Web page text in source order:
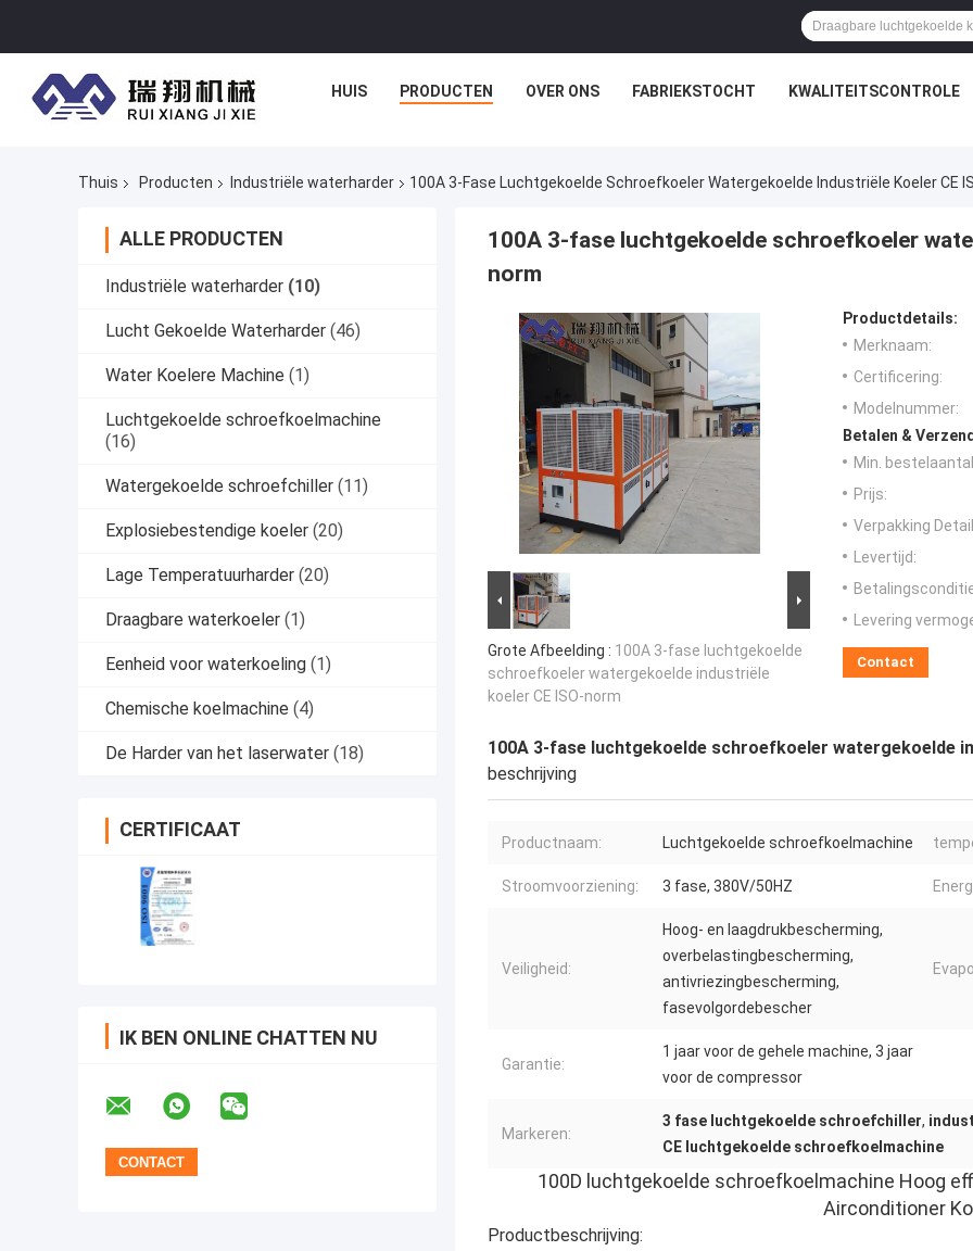
HUIS PRODUCTEN OVER ONS FABRIEKSTOCHT KWALITEITSCONTROLE
Thuis Producten Industriële waterharder 100A 3-Fase Luchtgekoelde Schroefkoeler Watergekoelde Industriële Koeler CE
ALLE PRODUCTEN
Industriële waterharder (10)
Lucht Gekoelde Waterharder (46)
Water Koelere Machine (1)
Luchtgekoelde schroefkoelmachine
(16)
Watergekoelde schroefchiller (11)
Explosiebestendige koeler (20)
Lage Temperatuurharder (20)
Draagbare waterkoeler (1)
Eenheid voor waterkoeling (1)
Chemische koelmachine (4)
De Harder van het laserwater (18)
CERTIFICAAT
IK BEN ONLINE CHATTEN NU
100A 3-fase luchtgekoelde schroefkoeler
norm
Grote Afbeelding : 100A 3-fase luchtgekoelde
schroefkoeler watergekoelde industriële
koeler CE ISO-norm
Productdetails:
Merknaam:
Certificering:
Modelnummer:
Betalen &
Min.
Prijs:
Verpakking
Levertijd:
Levering
Contact
100A 3-fase luchtgekoelde schroefkoeler watergekoelde
beschrijving
Productnaam: Luchtgekoelde schroefkoelmachine
Stroomvoorziening: 3 fase, 380V/50HZ
Veiligheid:
Hoog- en laagdrukbescherming,
overbelastingbescherming,
antivriezingbescherming,
fasevolgordebescher
Garantie:
1 jaar voor de gehele machine, 3 jaar
voor de compressor
Markeren:
3 fase luchtgekoelde schroefchiller,
CE luchtgekoelde schroefkoelmachine
100D luchtgekoelde schroefkoelmachine Hoog
Airconditioner
Productbeschrijving: